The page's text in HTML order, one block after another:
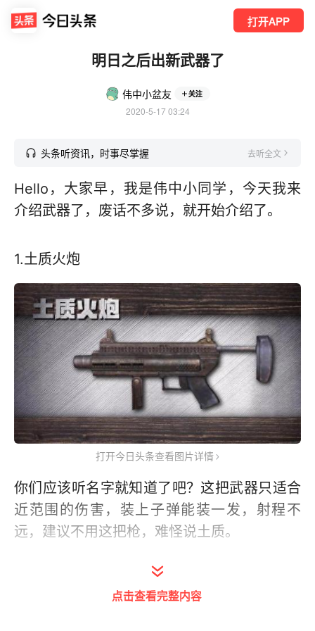
打开APP
明日之后出新武器了
伟中小盆友 关注
2020-5-17 03:24
头条听资讯，时事尽掌握 去听全文
Hello，大家早，我是伟中小同学，今天我来
介绍武器了，废话不多说，就开始介绍了。
1.土质火炮
打开今日头条查看图片详情
你们应该听名字就知道了吧？这把武器只适合
近范围的伤害，装上子弹能装一发，射程不
远，建议不用这把枪，难怪说土质。
点击查看完整内容